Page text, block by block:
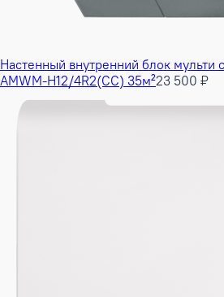
Настенный внутренний блок мульти
AMWM-H12/4R2(CC) 35м²23 500 ₽